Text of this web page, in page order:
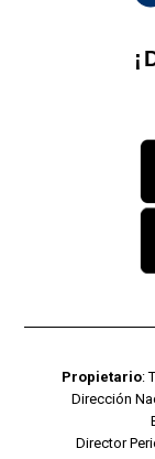
Propietario:
Dirección
Director